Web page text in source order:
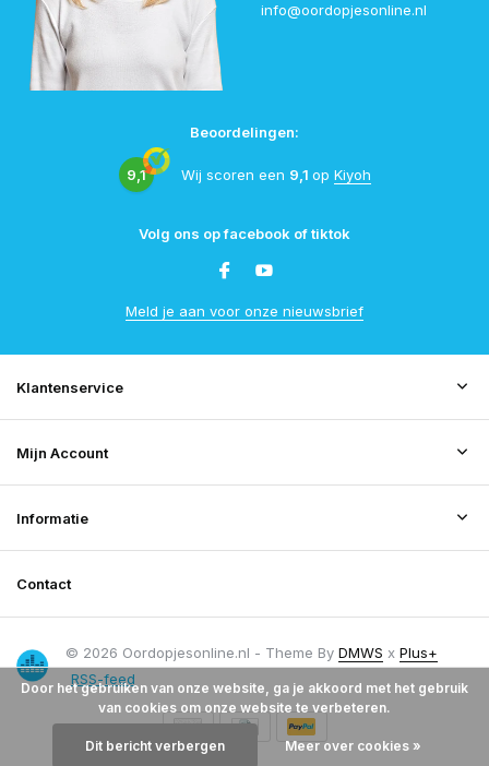
info@oordopjesonline.nl
Beoordelingen:
9,1 Wij scoren een 9,1 op Kiyoh
Volg ons op facebook of tiktok
Meld je aan voor onze nieuwsbrief
Klantenservice
Mijn Account
Informatie
Contact
© 2026 Oordopjesonline.nl - Theme By DMWS x Plus+
RSS-feed
Door het gebruiken van onze website, ga je akkoord met het gebruik
van cookies om onze website te verbeteren.
Dit bericht verbergen Meer over cookies »